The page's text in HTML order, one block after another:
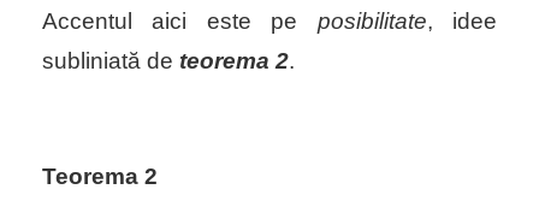
Accentul aici este pe posibilitate, idee
subliniată de teorema 2.
Teorema 2